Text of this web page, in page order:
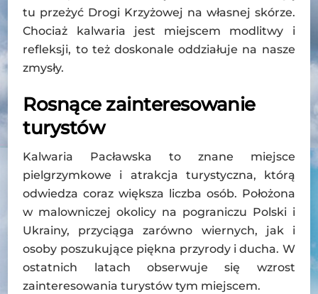
tu przeżyć Drogi Krzyżowej na własnej skórze.
Chociaż kalwaria jest miejscem modlitwy i
refleksji, to też doskonale oddziałuje na nasze
zmysły.
Rosnące zainteresowanie
turystów
Kalwaria Pacławska to znane miejsce
pielgrzymkowe i atrakcja turystyczna, którą
odwiedza coraz większa liczba osób. Położona
w malowniczej okolicy na pograniczu Polski i
Ukrainy, przyciąga zarówno wiernych, jak i
osoby poszukujące piękna przyrody i ducha. W
ostatnich latach obserwuje się wzrost
zainteresowania turystów tym miejscem.